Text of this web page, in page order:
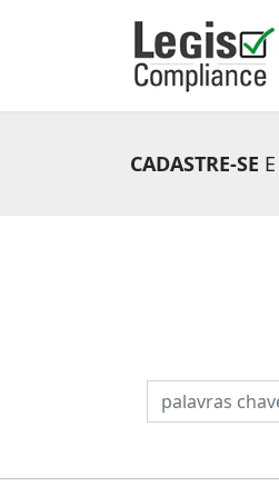
CADASTRE-SE
PESQUISAR